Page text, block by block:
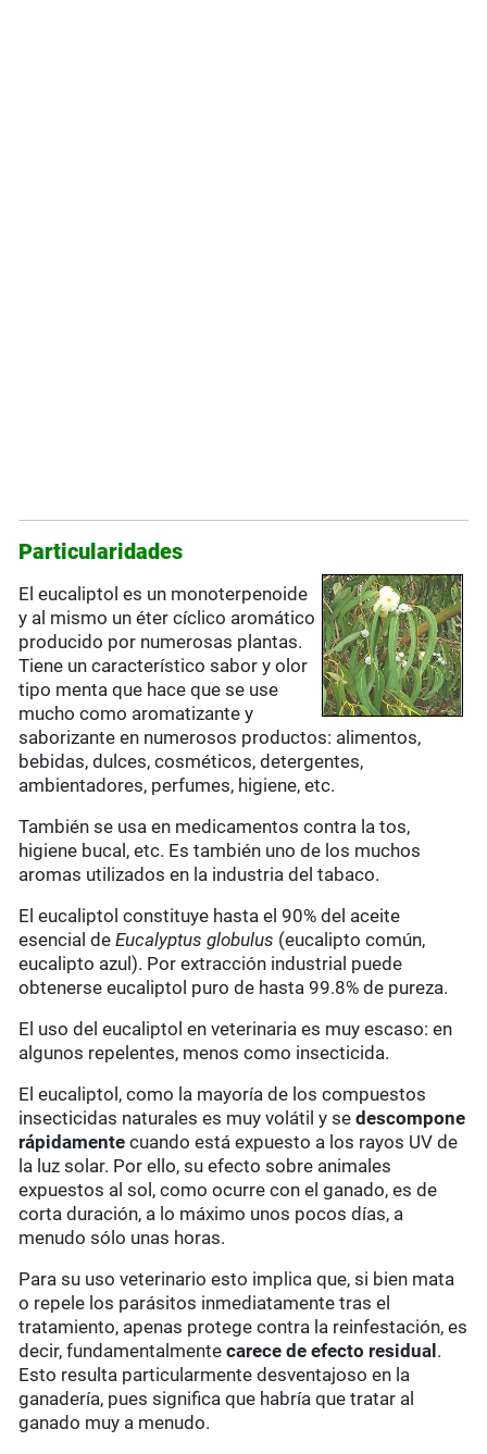
Particularidades
El eucaliptol es un monoterpenoide
y al mismo un éter cíclico aromático
producido por numerosas plantas.
Tiene un característico sabor y olor
tipo menta que hace que se use
mucho como aromatizante y
saborizante en numerosos productos: alimentos,
bebidas, dulces, cosméticos, detergentes,
ambientadores, perfumes, higiene, etc.
También se usa en medicamentos contra la tos,
higiene bucal, etc. Es también uno de los muchos
aromas utilizados en la industria del tabaco.
El eucaliptol constituye hasta el 90% del aceite
esencial deEucalyptus globulus (eucalipto común,
eucalipto azul). Por extracción industrial puede
obtenerse eucaliptol puro de hasta 99.8% de pureza.
El uso del eucaliptol en veterinaria es muy escaso: en
algunos repelentes, menos como insecticida.
El eucaliptol, como la mayoría de los compuestos
insecticidas naturales es muy volátil y sedescompone
rápidamente cuando está expuesto a los rayos UV de
la luz solar. Por ello, su efecto sobre animales
expuestos al sol, como ocurre con el ganado, es de
corta duración, a lo máximo unos pocos días, a
menudo sólo unas horas.
Para su uso veterinario esto implica que, si bien mata
o repele los parásitos inmediatamente tras el
tratamiento, apenas protege contra la reinfestación, es
decir, fundamentalmentecarece de efecto residual .
Esto resulta particularmente desventajoso en la
ganadería, pues significa que habría que tratar al
ganado muy a menudo.